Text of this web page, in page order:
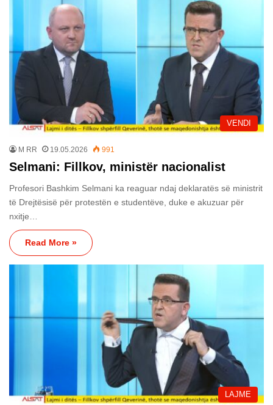
VENDI
M RR 19.05.2026 991
Selmani: Fillkov, ministër nacionalist
Profesori Bashkim Selmani ka reaguar ndaj deklaratës së ministrit
të Drejtësisë për protestën e studentëve, duke e akuzuar për
nxitje…
Read More »
LAJME